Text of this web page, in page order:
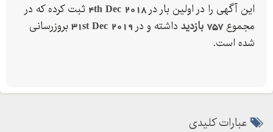
----------
این آگهی را در اولین بار در4th Dec 2018 ثبت کرده که در
مجموع757 بازدید داشته و در 31st Dec 2019 بروزرسانی
شده است.
عبارات کلیدی